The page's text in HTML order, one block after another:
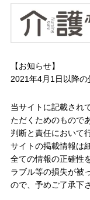
【お知らせ】
2021年4月1日以降の
当サイトに記載され
ただくためのもので
判断と責任において
サイトの掲載情報は
全ての情報の正確性
ラブル等の損失が被
ので、予めご了承下